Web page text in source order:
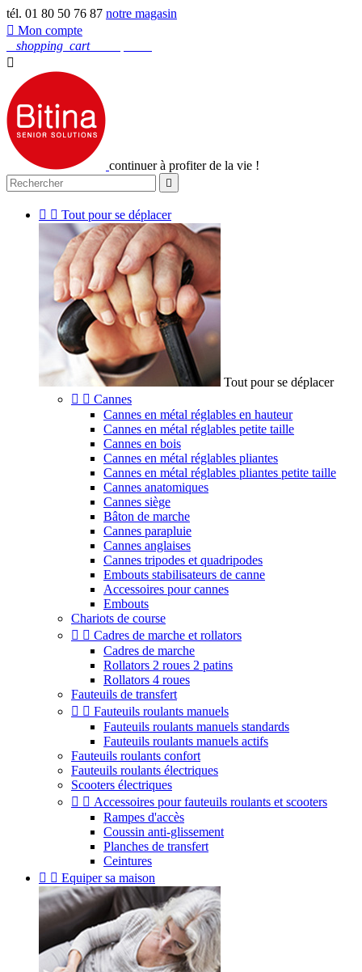
tél. 01 80 50 76 87 notre magasin
 Mon compte
shopping_cart

continuer à profiter de la vie !

  Tout pour se déplacer
Tout pour se déplacer
  Cannes
Cannes en métal réglables en hauteur
Cannes en métal réglables petite taille
Cannes en bois
Cannes en métal réglables pliantes
Cannes en métal réglables pliantes petite taille
Cannes anatomiques
Cannes siège
Bâton de marche
Cannes parapluie
Cannes anglaises
Cannes tripodes et quadripodes
Embouts stabilisateurs de canne
Accessoires pour cannes
Embouts
Chariots de course
  Cadres de marche et rollators
Cadres de marche
Rollators 2 roues 2 patins
Rollators 4 roues
Fauteuils de transfert
  Fauteuils roulants manuels
Fauteuils roulants manuels standards
Fauteuils roulants manuels actifs
Fauteuils roulants confort
Fauteuils roulants électriques
Scooters électriques
  Accessoires pour fauteuils roulants et scooters
Rampes d'accès
Coussin anti-glissement
Planches de transfert
Ceintures
  Equiper sa maison